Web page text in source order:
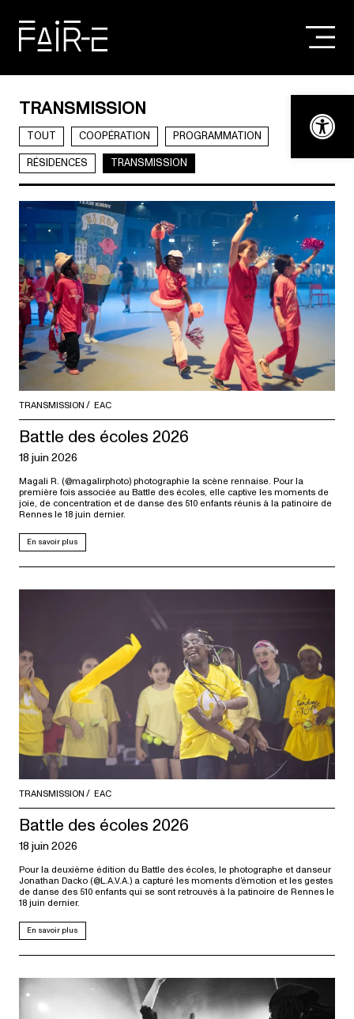
Ouvrir la
content
TRANSMISSION
TOUT COOPÉRATION
PROGRAMMATION
RÉSIDENCES
TRANSMISSION
TRANSMISSION EAC
Battle des écoles 2026
18 juin 2026
Magali R. (@magalirphoto) photographie la scène rennaise. Pour la
première fois associée au Battle des écoles, elle captive les moments de
joie, de concentration et de danse des 510 enfants réunis à la patinoire de
Rennes le 18 juin dernier.
En savoir plus
TRANSMISSION EAC
Battle des écoles 2026
18 juin 2026
Pour la deuxième édition du Battle des écoles, le photographe et danseur
Jonathan Dacko (@L.A.V.A.) a capturé les moments d’émotion et les gestes
de danse des 510 enfants qui se sont retrouvés à la patinoire de Rennes le
18 juin dernier.
En savoir plus